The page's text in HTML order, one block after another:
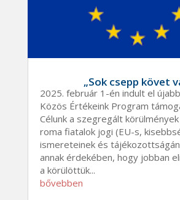
„Sok csepp követ
2025. február 1-én indult el
Közös Értékeink Program
Célunk a szegregált
roma fiatalok jogi (EU-s,
ismereteinek és
annak érdekében, hogy jobban
a körülöttük...
bővebben